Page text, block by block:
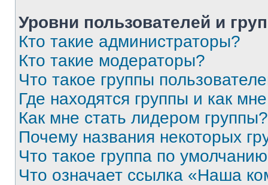
Уровни пользователей и
Кто такие администраторы?
Кто такие модераторы?
Что такое группы
Где находятся группы и как
Как мне стать лидером группы?
Почему названия некоторых
Что такое группа по
Что означает ссылка «Наша